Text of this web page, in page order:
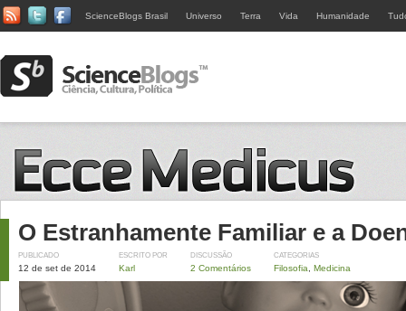
ScienceBlogs Brasil Universo Terra Vida Humanidade
O Estranhamente Familiar e a
PUBLICADO
12 de set de 2014
ESCRITO POR
Karl
DISCUSSÃO
2 Comentários
CATEGORIAS
Filosofia Medicina